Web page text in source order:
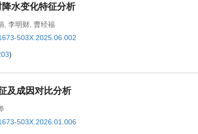
水变化特征分析
李明财 曹经福
503X.2025.06.002
)
及成因对比分析
503X.2026.01.006